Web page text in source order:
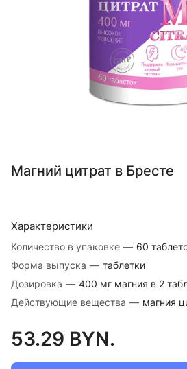
Магний цитрат в Бресте
Характеристики
Количество в упаковке — 60
Форма выпуска — таблетки
Дозировка — 400 мг магния в 2
Действующие вещества — магния
53.29 BYN.